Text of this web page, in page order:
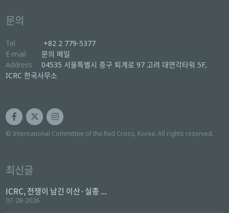
문의
Tel
+82 2 779-5377
E-mail
문의 메일
Address
04535 서울특별시 중구 퇴계로 97 고려 대연각타워 5F,
ICRC 한국사무소
© International Committee of the Red Cross, Korea. All rights reserved.
최신글
ICRC, 전쟁이 남긴 이산·실종 ...
07-28-2026